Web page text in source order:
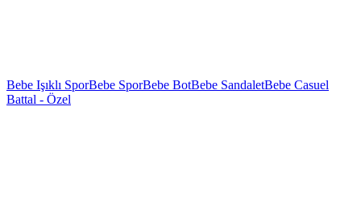
Bebe Işıklı SporBebe SporBebe BotBebe SandaletBebe Casuel
Battal - Özel